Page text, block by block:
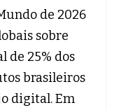
de 2026
sobre
de 25% dos
brasileiros
digital. Em